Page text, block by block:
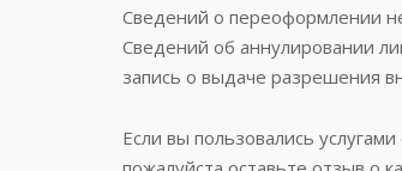
Сведений о переоформлении
Сведений об аннулировании
запись о выдаче разрешения
Если вы пользовались